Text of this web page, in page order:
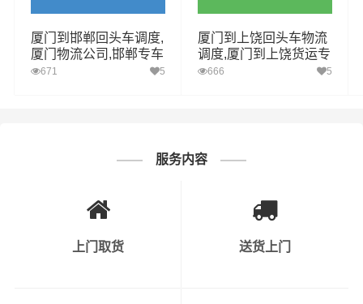
联系人：孔老板联系电话：181****1541
厦门 - 宿迁
司客服专员，我司将会详细回答您的问题，找厦门到宿迁
厦门到邯郸回头车调度,
厦门物流公司,邯郸专车
直达
671 5
厦门到上饶回头车物流
调度,厦门到上饶货运专
线666 5
服务内容
上门取货 送货上门